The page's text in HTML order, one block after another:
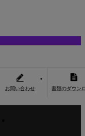
お問い合わせ 書類のダウン